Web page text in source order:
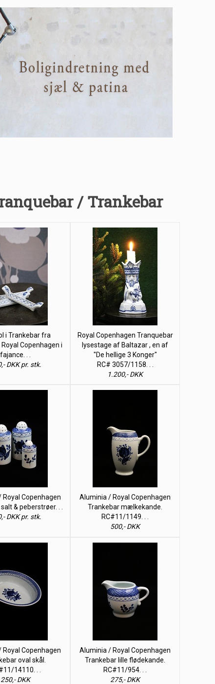
/ Trankebar
i Trankebar fra
Copenhagen i
fajance. . .
DKK pr. stk.
Royal Copenhagen Tranquebar
lysestage af Baltazar , en af
"De hellige 3 Konger"
RC# 3057/1158. . .
1.200,- DKK
Copenhagen
& peberstrøer. . .
DKK pr. stk.
Aluminia / Royal Copenhagen
Trankebar mælkekande.
RC#11/1149. . .
500,- DKK
Copenhagen
oval skål.
14110. . .
250,- DKK
Aluminia / Royal Copenhagen
Trankebar lille flødekande.
RC#11/954. . .
275,- DKK